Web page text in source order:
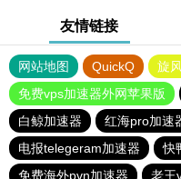
友情链接
网站地图 QuickQ 旋
免费vps加速器外网苹果版
白鲸加速器
红海pro加速
电报telegeram加速器
快
免费海外pvn加速器
老王